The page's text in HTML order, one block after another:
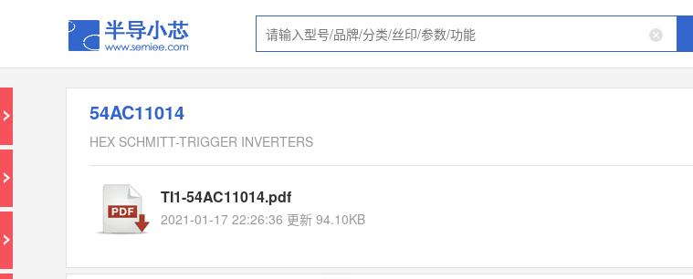
54AC11014
HEX SCHMITT-TRIGGER INVERTERS
TI1-54AC11014.pdf
2021-01-17 22:26:36 更新 94.10KB